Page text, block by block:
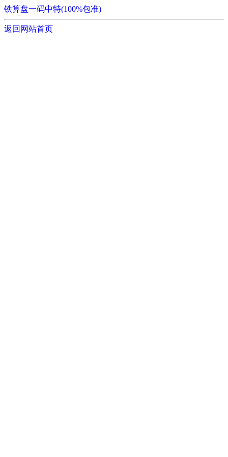
铁算盘一码中特(100%包准)
返回网站首页